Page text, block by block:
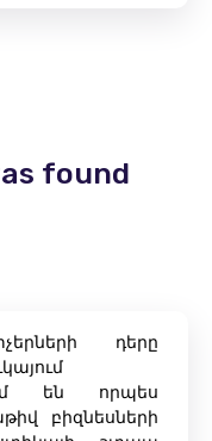
found
դերը
են որպես
բիզնեսների